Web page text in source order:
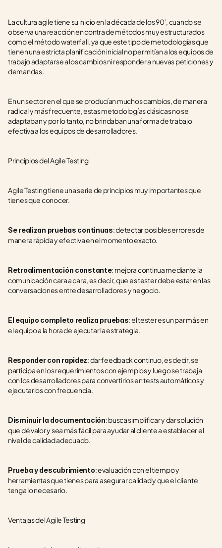
La cultura agile tiene su inicio en la década de los 90’, cuando se
observa una reacción en contra de métodos muy estructurados
como el método waterfall, ya que este tipo de metodologías que
tienen una estricta planificación inicial no permitían a los equipos de
trabajo adaptarse a los cambios ni responder a nuevas peticiones y
demandas.
En un sector en el que se producían muchos cambios, de manera
radical y más frecuente, estas metodologías clásicas no se
adaptaban y por lo tanto, no brindaban una forma de trabajo
efectiva a los equipos de desarrolladores.
Principios del Agile Testing
Agile Testing tiene una serie de principios muy importantes que
tienes que conocer.
Se realizan pruebas continuas: detectar posibles errores de
manera rápida y efectiva en el momento exacto.
Retroalimentación constante: mejora continua mediante la
comunicación cara a cara, es decir, que es tester debe estar en las
conversaciones entre desarrolladores y negocio.
El equipo completo realiza pruebas: el tester es un par más en
el equipo a la hora de ejecutar la estrategia.
Responder con rapidez: dar feedback continuo, es decir, se
participa en los requerimientos con ejemplos y luego se trabaja
con los desarrolladores para convertirlos en tests automáticos y
ejecutarlos con frecuencia.
Disminuir la documentación: busca simplificar y dar solución
que dé valor y sea más fácil para ayudar al cliente a establecer el
nivel de calidad adecuado.
Prueba y descubrimiento: evaluación con el tiempo y
herramientas que tienes para asegurar calidad y que el cliente
tenga lo necesario.
Ventajas del Agile Testing